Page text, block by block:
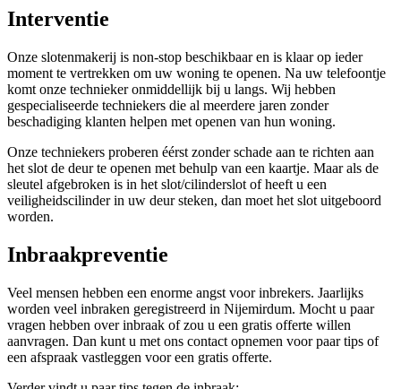
Interventie
Onze slotenmakerij is non-stop beschikbaar en is klaar op ieder
moment te vertrekken om uw woning te openen. Na uw telefoontje
komt onze technieker onmiddellijk bij u langs. Wij hebben
gespecialiseerde techniekers die al meerdere jaren zonder
beschadiging klanten helpen met openen van hun woning.
Onze techniekers proberen éérst zonder schade aan te richten aan
het slot de deur te openen met behulp van een kaartje. Maar als de
sleutel afgebroken is in het slot/cilinderslot of heeft u een
veiligheidscilinder in uw deur steken, dan moet het slot uitgeboord
worden.
Inbraakpreventie
Veel mensen hebben een enorme angst voor inbrekers. Jaarlijks
worden veel inbraken geregistreerd in Nijemirdum. Mocht u paar
vragen hebben over inbraak of zou u een gratis offerte willen
aanvragen. Dan kunt u met ons contact opnemen voor paar tips of
een afspraak vastleggen voor een gratis offerte.